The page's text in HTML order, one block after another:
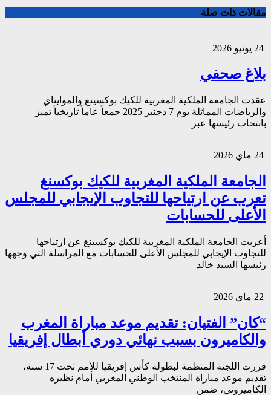
مقالات ذات صلة
بلاغ صحفي
عقدت الجامعة الملكية المغربية للكيك بوكسينغ والموايتاي
والرياضات المماثلة يوم 7 دجنبر 2025 جمعاً عاماً تاريخياً تميز
بانتخاب رئيسها عبر
الجامعة الملكية المغربية للكيك بوكسنغ
تعرب عن ارتياحها للتجاوب الإيجابي للمجلس
الأعلى للحسابات
أعربت الجامعة الملكية المغربية للكيك بوكسينغ عن ارتياحها
للتجاوب الإيجابي للمجلس الأعلى للحسابات مع المراسلة التي وجهها
رئيسها السيد خالد
“كان” الفتيان: تقديم موعد مباراة المغرب
والكاميرون بسبب نهائي دوري أبطال إفريقيا
قررت اللجنة المنظمة لبطولة كأس إفريقيا للأمم تحت 17 سنة،
تقديم موعد مباراة المنتخب الوطني المغربي أمام نظيره
الكاميروني، ضمن